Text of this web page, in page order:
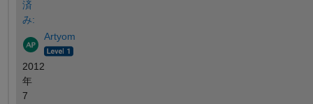
済
み:
Artyom
2012
年
7